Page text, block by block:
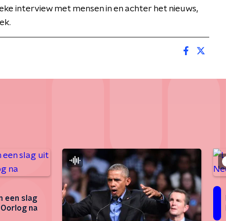
interview met mensen in en achter het nieuws,
een slag
na